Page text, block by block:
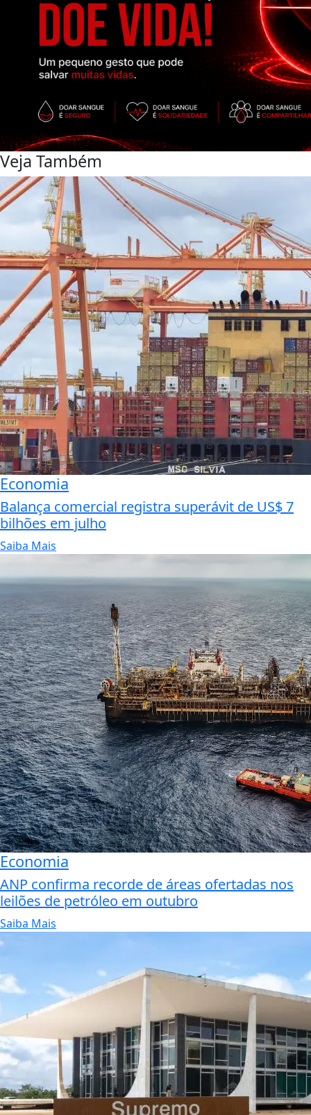
Veja Também
Economia
Balança comercial registra superávit de US$ 7
bilhões em julho
Saiba Mais
Economia
ANP confirma recorde de áreas ofertadas nos
leilões de petróleo em outubro
Saiba Mais